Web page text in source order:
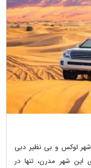
شهر لوکس و بی نظیر دبی
این شهر مدرن، تنها در